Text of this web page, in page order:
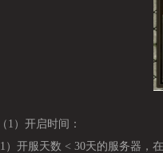
（1）开启时间：
1）开服天数 < 30天的服务器，